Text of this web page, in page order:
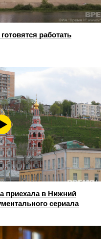
работать
приехала в Нижний
сериала